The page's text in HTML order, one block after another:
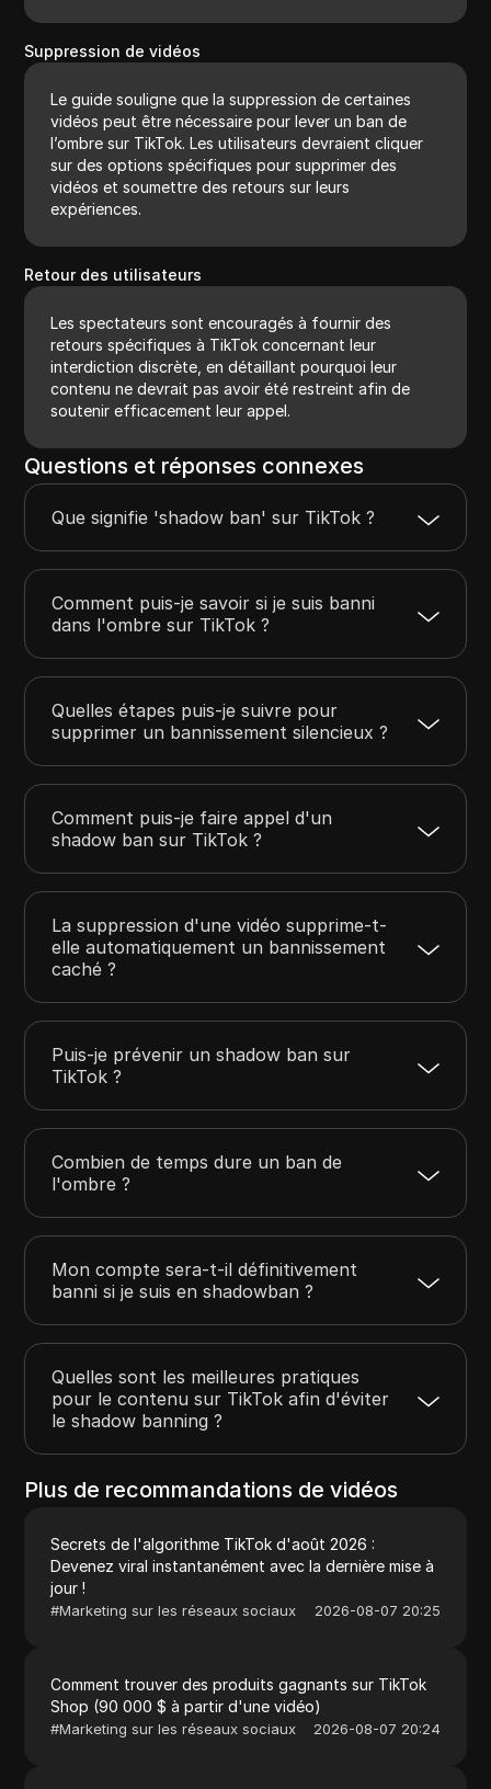
Suppression de vidéos
Le guide souligne que la suppression de certaines
vidéos peut être nécessaire pour lever un ban de
l’ombre sur TikTok. Les utilisateurs devraient cliquer
sur des options spécifiques pour supprimer des
vidéos et soumettre des retours sur leurs
expériences.
Retour des utilisateurs
Les spectateurs sont encouragés à fournir des
retours spécifiques à TikTok concernant leur
interdiction discrète, en détaillant pourquoi leur
contenu ne devrait pas avoir été restreint afin de
soutenir efficacement leur appel.
Questions et réponses connexes
Que signifie 'shadow ban' sur TikTok ?
Comment puis-je savoir si je suis banni
dans l'ombre sur TikTok ?
Quelles étapes puis-je suivre pour
supprimer un bannissement silencieux ?
Comment puis-je faire appel d'un
shadow ban sur TikTok ?
La suppression d'une vidéo supprime-t-
elle automatiquement un bannissement
caché ?
Puis-je prévenir un shadow ban sur
TikTok ?
Combien de temps dure un ban de
l'ombre ?
Mon compte sera-t-il définitivement
banni si je suis en shadowban ?
Quelles sont les meilleures pratiques
pour le contenu sur TikTok afin d'éviter
le shadow banning ?
Plus de recommandations de vidéos
Secrets de l'algorithme TikTok d'août 2026 :
Devenez viral instantanément avec la dernière mise à
jour !
#Marketing sur les réseaux sociaux 2026-08-07 20:25
Comment trouver des produits gagnants sur TikTok
Shop (90 000 $ à partir d'une vidéo)
#Marketing sur les réseaux sociaux 2026-08-07 20:24